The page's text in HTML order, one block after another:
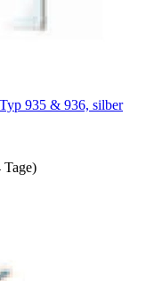
935 & 936, silber